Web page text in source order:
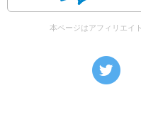
［ コメント ］
［ 読了した日 ］
本ページはアフィリエイ